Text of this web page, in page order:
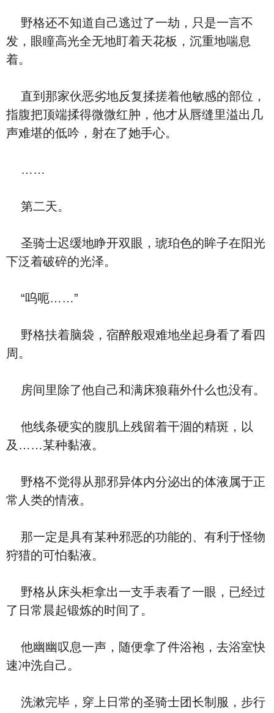
野格还不知道自己逃过了一劫，只是一言不
发，眼瞳高光全无地盯着天花板，沉重地喘息
着。
直到那家伙恶劣地反复揉搓着他敏感的部位，
指腹把顶端揉得微微红肿，他才从唇缝里溢出几
声难堪的低吟，射在了她手心。
……
第二天。
圣骑士迟缓地睁开双眼，琥珀色的眸子在阳光
下泛着破碎的光泽。
“呜呃……”
野格扶着脑袋，宿醉般艰难地坐起身看了看四
周。
房间里除了他自己和满床狼藉外什么也没有。
他线条硬实的腹肌上残留着干涸的精斑，以
及……某种黏液。
野格不觉得从那邪异体内分泌出的体液属于正
常人类的情液。
那一定是具有某种邪恶的功能的、有利于怪物
狩猎的可怕黏液。
野格从床头柜拿出一支手表看了一眼，已经过
了日常晨起锻炼的时间了。
他幽幽叹息一声，随便拿了件浴袍，去浴室快
速冲洗自己。
洗漱完毕，穿上日常的圣骑士团长制服，步行